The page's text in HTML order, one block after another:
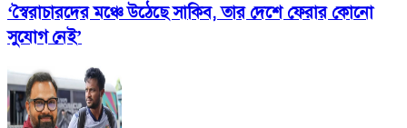
‘স্বৈরাচারদের মঞ্চে উঠেছে সাকিব, তার দেশে ফেরার কোনো
সুযোগ নেই’